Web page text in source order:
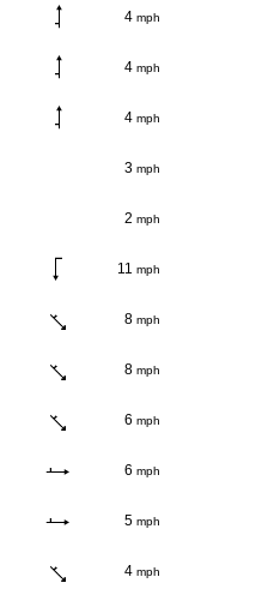
4 mph
4 mph
4 mph
3 mph
2 mph
11 mph
8 mph
8 mph
6 mph
6 mph
5 mph
4 mph